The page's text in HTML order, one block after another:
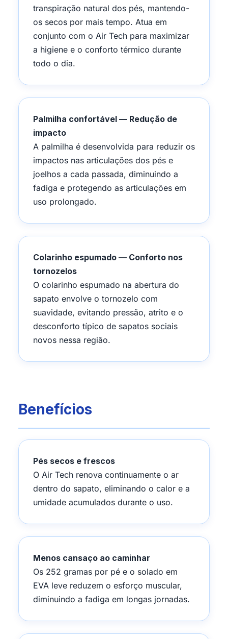
transpiração natural dos pés, mantendo-
os secos por mais tempo. Atua em
conjunto com o Air Tech para maximizar
a higiene e o conforto térmico durante
todo o dia.
Palmilha confortável — Redução de
impacto
A palmilha é desenvolvida para reduzir os
impactos nas articulações dos pés e
joelhos a cada passada, diminuindo a
fadiga e protegendo as articulações em
uso prolongado.
Colarinho espumado — Conforto nos
tornozelos
O colarinho espumado na abertura do
sapato envolve o tornozelo com
suavidade, evitando pressão, atrito e o
desconforto típico de sapatos sociais
novos nessa região.
Benefícios
Pés secos e frescos
O Air Tech renova continuamente o ar
dentro do sapato, eliminando o calor e a
umidade acumulados durante o uso.
Menos cansaço ao caminhar
Os 252 gramas por pé e o solado em
EVA leve reduzem o esforço muscular,
diminuindo a fadiga em longas jornadas.